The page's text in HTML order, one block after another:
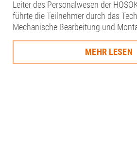
Leiter des Personalwesen der
führte die Teilnehmer durch das
Mechanische Bearbeitung und
MEHR LESEN